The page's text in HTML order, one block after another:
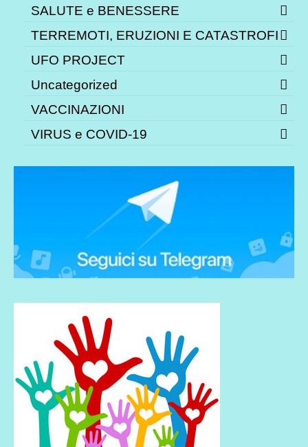
SALUTE e BENESSERE
TERREMOTI, ERUZIONI E CATASTROFI
UFO PROJECT
Uncategorized
VACCINAZIONI
VIRUS e COVID-19